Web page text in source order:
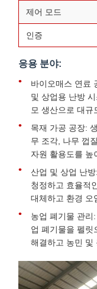
제어 모드
인증
응용 분야:
바이오매스 연료
및 상업용 난방
모 생산으로 대규
목재 가공 공장:
무 조각, 나무 껍
자원 활용도를 높
산업 및 상업 난
청정하고 효율적
대체하고 환경 오
농업 폐기물 관리
업 폐기물을 펠릿
해결하고 농민 및